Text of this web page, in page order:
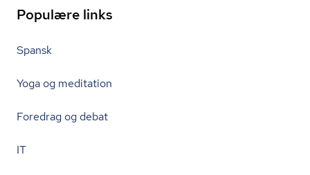
Populære links
Spansk
Yoga og meditation
Foredrag og debat
IT